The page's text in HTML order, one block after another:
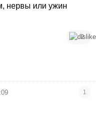
нервы или ужин
2
1